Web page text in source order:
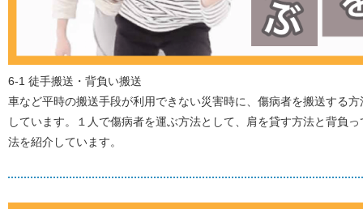
6-1 徒手搬送・背負い搬送
車など平時の搬送手段が利用できない災害時に、傷病者を搬送する方
しています。１人で傷病者を運ぶ方法として、肩を貸す方法と背負っ
法を紹介しています。